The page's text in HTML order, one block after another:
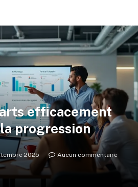
efficacement
progression
2025
Aucun commentaire